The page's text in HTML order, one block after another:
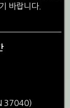
바랍니다.
37040)